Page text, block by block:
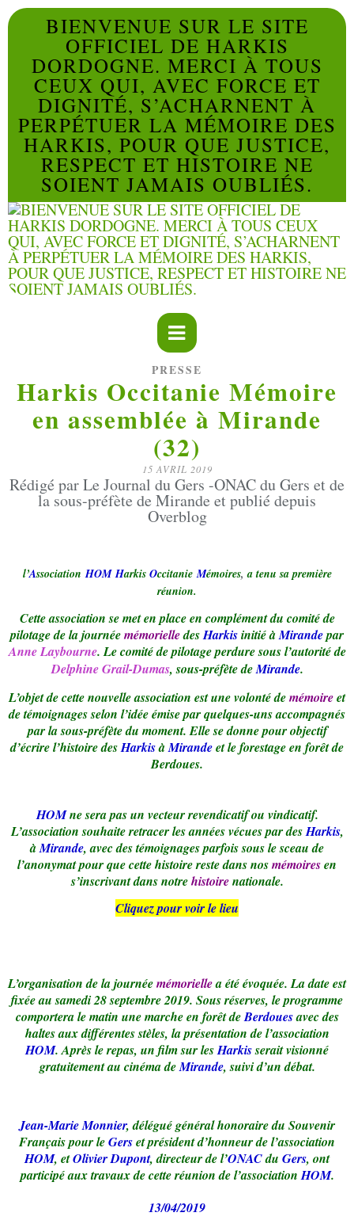
BIENVENUE SUR LE SITE
OFFICIEL DE HARKIS
DORDOGNE. MERCI À TOUS
CEUX QUI, AVEC FORCE ET
DIGNITÉ, S’ACHARNENT À
PERPÉTUER LA MÉMOIRE DES
HARKIS, POUR QUE JUSTICE,
RESPECT ET HISTOIRE NE
SOIENT JAMAIS OUBLIÉS.
PRESSE
Harkis Occitanie Mémoire
en assemblée à Mirande
(32)
15 AVRIL 2019
Rédigé par Le Journal du Gers -ONAC du Gers et de
la sous-préfète de Mirande et publié depuis
Overblog
l’AssociationHOMHarkis OccitanieMémoires,a tenu sa première
réunion.
Cette association se met en place en complément du comité de
pilotage de la journéemémorielledesHarkisinitié àMirandepar
Anne Laybourne. Le comité de pilotage perdure sous l’autorité de
Delphine Grail-Dumas, sous-préfète deMirande.
L’objet de cette nouvelle association est une volonté demémoireet
de témoignages selon l’idée émise par quelques-uns accompagnés
par la sous-préfète du moment. Elle se donne pour objectif
d’écrire l’histoire desHarkisàMirandeet le forestage en forêt de
Berdoues.
HOMne sera pas un vecteur revendicatif ou vindicatif.
L’association souhaite retracer les années vécues par desHarkis,
àMirande, avec des témoignages parfois sous le sceau de
l’anonymat pour que cette histoire reste dans nosmémoiresen
s’inscrivant dans notrehistoirenationale.
Cliquez pour voir le lieu
L’organisation de la journéemémoriellea été évoquée. La date est
fixée au samedi 28 septembre 2019. Sous réserves, le programme
comportera le matin une marche en forêt deBerdouesavec des
haltes aux différentes stèles, la présentation de l’association
HOM. Après le repas, un film sur lesHarkisserait visionné
gratuitement au cinéma deMirande, suivi d’un débat.
Jean-Marie Monnier, délégué général honoraire du Souvenir
Français pour leGerset président d’honneur de l’association
HOM, etOlivier Dupont, directeur de l’ONACdu Gers, ont
participé aux travaux de cette réunion de l’associationHOM.
13/04/2019